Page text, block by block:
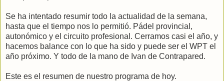
Se ha intentado resumir todo la actualidad de la semana,
hasta que el tiempo nos lo permitió. Pádel provincial,
autonómico y el circuito profesional. Cerramos casi el año, y
hacemos balance con lo que ha sido y puede ser el WPT el
año próximo. Y todo de la mano de Ivan de Contrapared.
Este es el resumen de nuestro programa de hoy.